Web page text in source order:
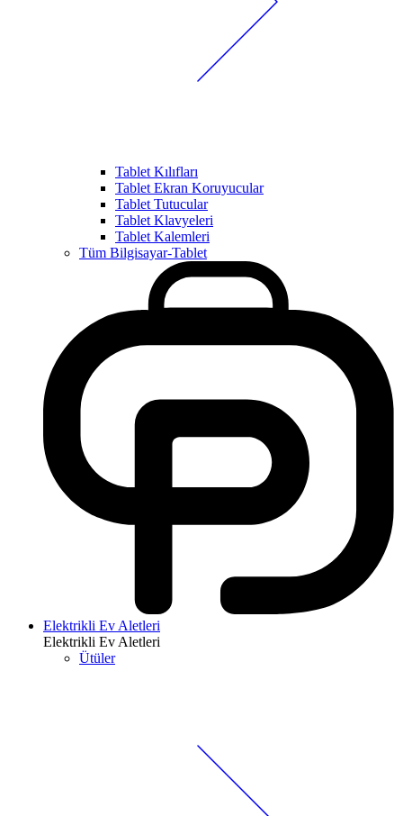
Tablet Kılıfları
Tablet Ekran Koruyucular
Tablet Tutucular
Tablet Klavyeleri
Tablet Kalemleri
Tüm Bilgisayar-Tablet
Elektrikli Ev Aletleri
Elektrikli Ev Aletleri
Ütüler